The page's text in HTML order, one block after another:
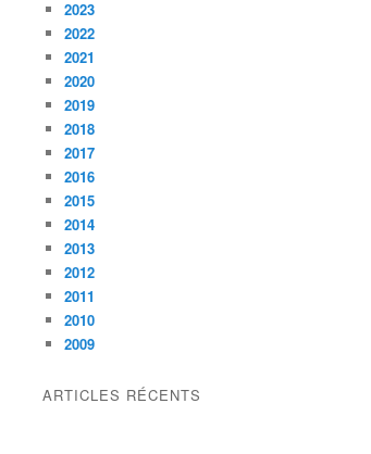
2023
2022
2021
2020
2019
2018
2017
2016
2015
2014
2013
2012
2011
2010
2009
ARTICLES RÉCENTS